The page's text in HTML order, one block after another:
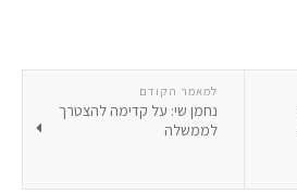
למאמר הקודם
נחמן שי: על קדימה להצטרך
לממשלה